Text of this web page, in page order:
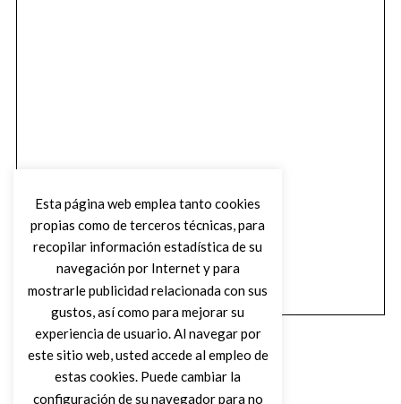
Esta página web emplea tanto cookies
propias como de terceros técnicas, para
recopilar información estadística de su
navegación por Internet y para
mostrarle publicidad relacionada con sus
gustos, así como para mejorar su
experiencia de usuario. Al navegar por
este sitio web, usted accede al empleo de
estas cookies. Puede cambiar la
configuración de su navegador para no